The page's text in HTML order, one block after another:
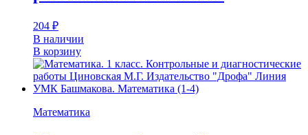
204 ₽
В наличии
В корзину
Математика